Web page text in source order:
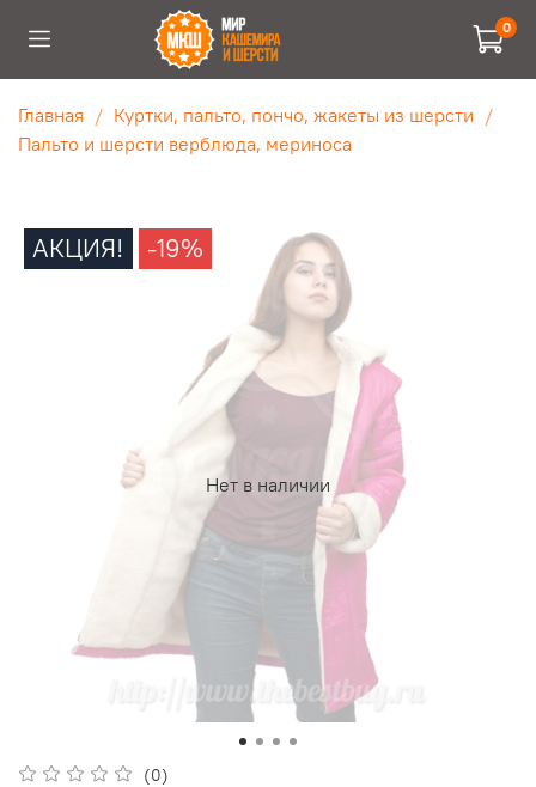
0
Главная
Куртки, пальто, пончо, жакеты из шерсти
Пальто и шерсти верблюда, мериноса
Нет в наличии
АКЦИЯ! -19%
(0)